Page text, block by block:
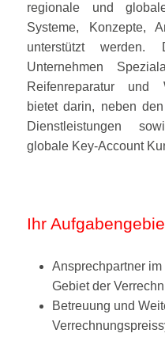
regionale und
Systeme, Konzepte,
unterstützt
Unternehmen
Reifenreparatur und
bietet darin, neben
Dienstleistungen
globale Key-Account
Ihr
Ansprechpartner
Gebiet der
Betreuung und